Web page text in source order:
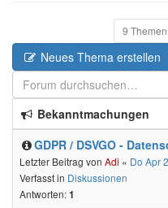
9 Themen
Neues Thema erstellen
Bekanntmachungen
GDPR / DSVGO -
Letzter Beitrag von Adi « Do Apr
Verfasst in Diskussionen
Antworten:1